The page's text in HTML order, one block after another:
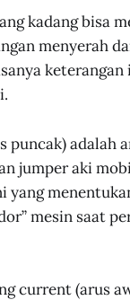
kadang bisa
menyerah
keterangan
puncak) adalah
jumper aki
yang
mesin saat
current (arus